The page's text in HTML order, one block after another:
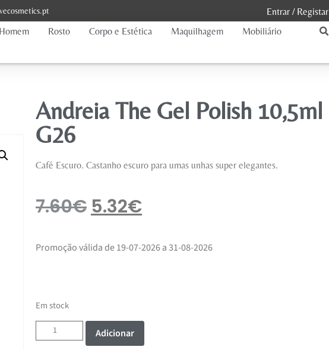
Entrar/ Registar
Homem Rosto Corpo e Estética Maquilhagem Mobiliário
Andreia The Gel Polish 10,5ml
G26
Café Escuro. Castanho escuro para umas unhas super elegantes.
7.60€ 5.32€
Promoção válida de 19-07-2026 a 31-08-2026
Em stock
Adicionar